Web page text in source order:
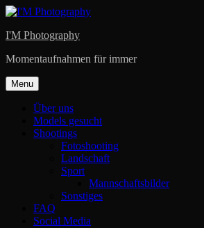
Skip
content
I'M Photography
Momentaufnahmen für immer
Menu
Über uns
Models gesucht
Shootings
Fotoshooting
Landschaft
Sport
Mannschaftsbilder
Sonstiges
FAQ
Social Media